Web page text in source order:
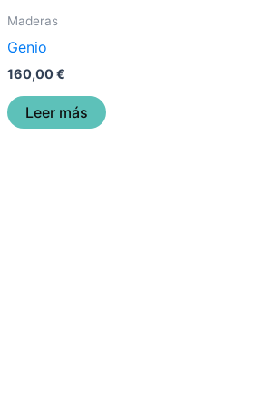
Maderas
Genio
160,00€
Leer más